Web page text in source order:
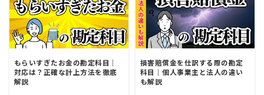
もらいすぎたお金の勘定科目｜
対応は？正確な計上方法を徹底
解説
損害賠償金を仕訳する際の勘定
科目｜個人事業主と法人の違い
も解説